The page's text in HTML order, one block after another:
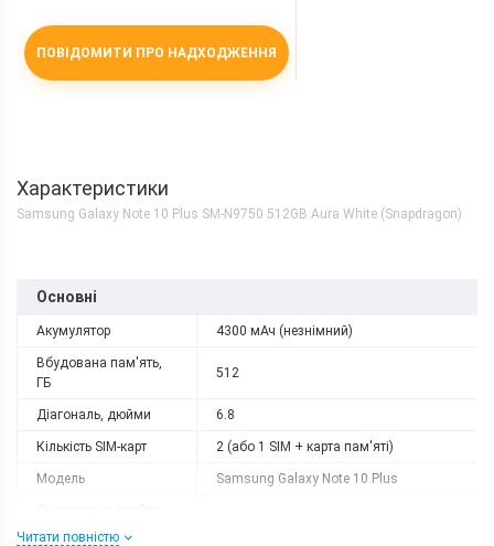
ПОВІДОМИТИ ПРО НАДХОДЖЕННЯ
Характеристики
Samsung Galaxy Note 10 Plus SM-N9750 512GB Aura White (Snapdragon)
Основні
Акумулятор 4300 мАч (незнімний)
Вбудована пам'ять,
ГБ
512
Діагональ, дюйми 6.8
Кількість SIM-карт 2 (або 1 SIM + карта пам'яті)
Модель Samsung Galaxy Note 10 Plus
ГБ
Читати повністю